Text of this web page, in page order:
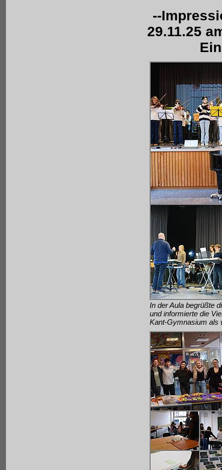
--
29.11.25
In der Aula begrüßte
und informierte die
Kant-Gymnasium als